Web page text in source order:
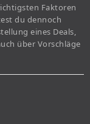
Faktoren
du dennoch
eines Deals,
über Vorschläge